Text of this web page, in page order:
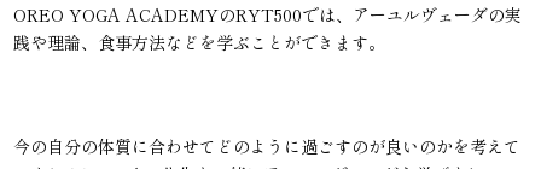
OREO YOGA ACADEMYのRYT500では、アーユルヴェーダの実
践や理論、食事方法などを学ぶことができます。
今の自分の体質に合わせてどのように過ごすのが良いのかを考えて